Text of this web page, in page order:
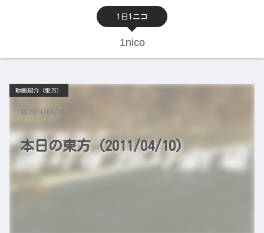
1日1ニコ
1nico
本日の東方（2011/04/10）
動画紹介（東方）
2011/04/10